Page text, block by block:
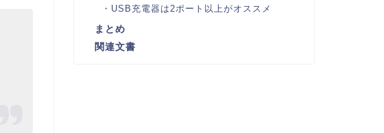
USB充電器は2ポート以上がオススメ
まとめ
関連文書